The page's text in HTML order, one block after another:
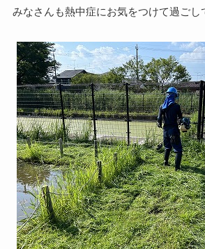
みなさんも熱中症にお気をつけて過ごし